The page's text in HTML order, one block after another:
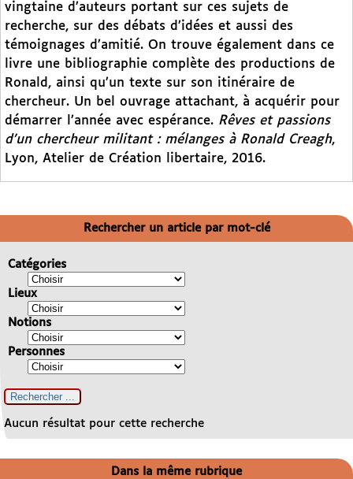
vingtaine d’auteurs portant sur ces sujets de
recherche, sur des débats d’idées et aussi des
témoignages d’amitié. On trouve également dans ce
livre une bibliographie complète des productions de
Ronald, ainsi qu’un texte sur son itinéraire de
chercheur. Un bel ouvrage attachant, à acquérir pour
démarrer l’année avec espérance. Rêves et passions
d’un chercheur militant : mélanges à Ronald Creagh,
Lyon, Atelier de Création libertaire, 2016.
Rechercher un article par mot-clé
Catégories
Lieux
Notions
Personnes
Aucun résultat pour cette recherche
Dans la même rubrique